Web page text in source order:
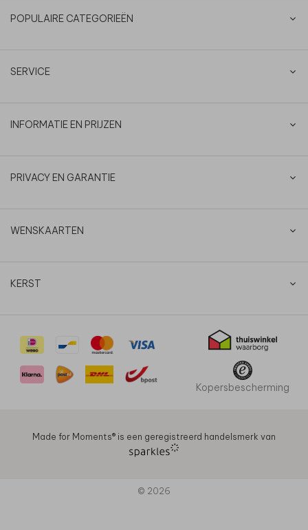
POPULAIRE CATEGORIEËN
SERVICE
INFORMATIE EN PRIJZEN
PRIVACY EN GARANTIE
WENSKAARTEN
KERST
Kopersbescherming
Made for Moments®️ is een geregistreerd handelsmerk van
© 2026